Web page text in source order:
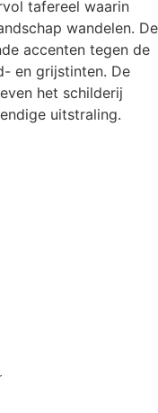
tafereel waarin
wandelen. De
accenten tegen de
en grijstinten. De
het schilderij
uitstraling.